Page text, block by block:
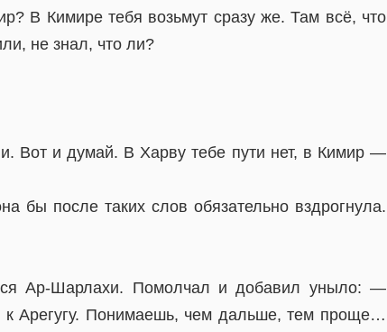
В Кимире тебя возьмут сразу же. Там всё, что
не знал, что ли?
и думай. В Харву тебе пути нет, в Кимир —
после таких слов обязательно вздрогнула.
Ар-Шарлахи. Помолчал и добавил уныло: —
Арегугу. Понимаешь, чем дальше, тем проще…